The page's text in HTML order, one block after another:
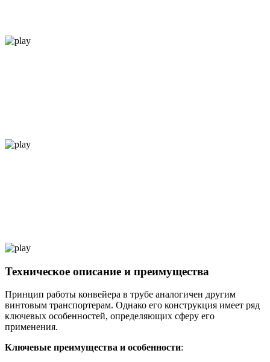
Техническое описание и преимущества
Принцип работы конвейера в трубе аналогичен другим
винтовым транспортерам. Однако его конструкция имеет ряд
ключевых особенностей, определяющих сферу его
применения.
Ключевые преимущества и особенности: